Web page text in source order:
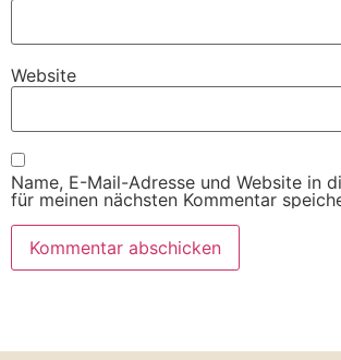
Website
Name, E-Mail-Adresse und Website in
für meinen nächsten Kommentar